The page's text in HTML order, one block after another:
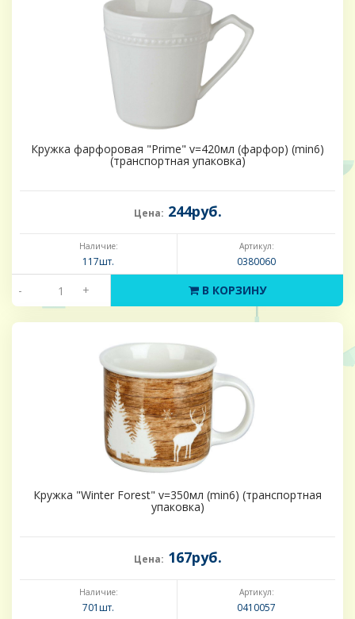
Кружка фарфоровая "Prime" v=420мл (фарфор) (min6)
(транспортная упаковка)
Цена: 244руб.
Наличие:
117шт.
Артикул:
0380060
- + В КОРЗИНУ
Кружка "Winter Forest" v=350мл (min6) (транспортная
упаковка)
Цена: 167руб.
Наличие:
701шт.
Артикул:
0410057